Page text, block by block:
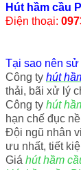
Hút hầm cầu
Điện thoại:
Tại sao nên
Công ty hút
thải, bãi xử lý
Công ty hút
hạn chế đục
Đội ngũ nhân
ưu nhất, tiết
Giá hút hầm